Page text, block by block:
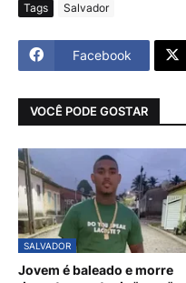
Tags Salvador
Facebook
VOCÊ PODE GOSTAR
SALVADOR
Jovem é baleado e morre